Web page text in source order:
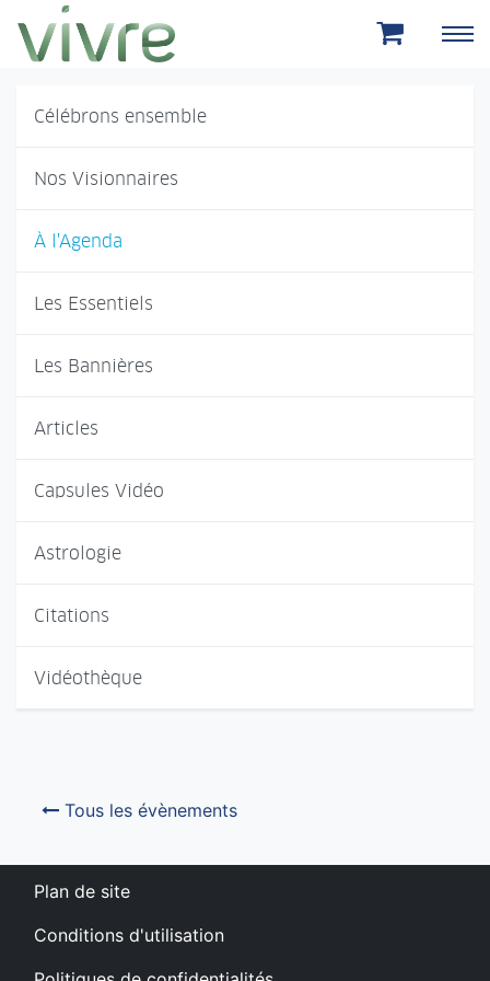
Aller au menu principal
Aller au contenu principal
Célébrons ensemble
Nos Visionnaires
À l'Agenda
Les Essentiels
Les Bannières
Articles
Capsules Vidéo
Astrologie
Citations
Vidéothèque
Tous les évènements
Plan de site
Conditions d'utilisation